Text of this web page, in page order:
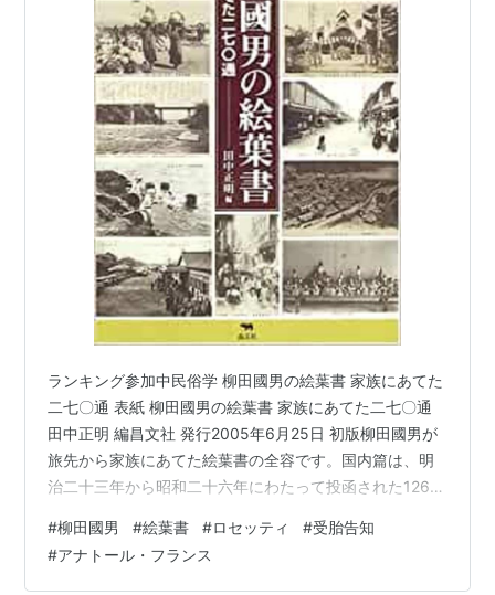
ランキング参加中民俗学 柳田國男の絵葉書 家族にあてた
二七〇通 表紙 柳田國男の絵葉書 家族にあてた二七〇通
田中正明 編昌文社 発行2005年6月25日 初版柳田國男が
旅先から家族にあてた絵葉書の全容です。国内篇は、明
治二十三年から昭和二十六年にわたって投函された126
正十一年から十三年の間に国際連盟統治委員会委員とし
て滞欧した先々から投函された144葉です。柳田民俗学の
#柳田國男 #絵葉書 #ロセッティ #受胎告知
#アナトール・フランス